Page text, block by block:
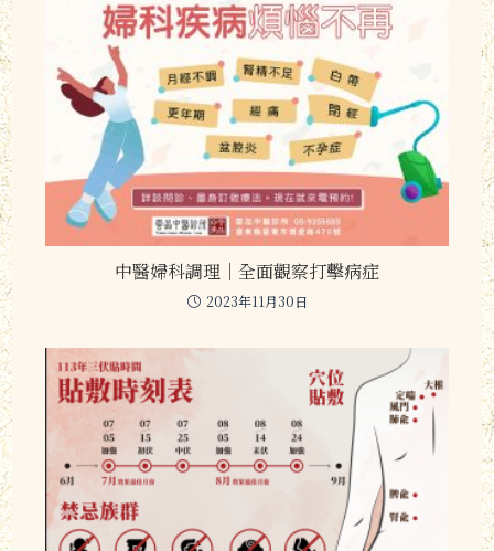
中醫婦科調理｜全面觀察打擊病症
2023年11月30日